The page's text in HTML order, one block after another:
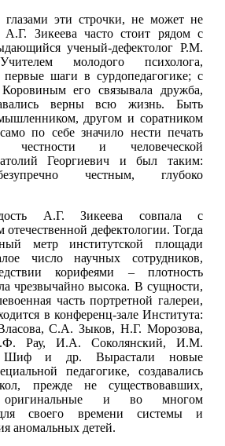
глазами эти строчки, не может не
А.Г. Зикеева часто стоит рядом с
ученый-дефектолог Р.М.
молодого психолога,
шаги в сурдопедагогике; с
его связывала дружба,
верны всю жизнь. Быть
другом и соратником
по себе значило нести печать
честности и человеческой
Георгиевич и был таким:
честным, глубоко
А.Г. Зикеева совпала с
отечественной дефектологии. Тогда
метр институтской площади
число научных сотрудников,
корифеями – плотность
чрезвычайно высока. В сущности,
часть портретной галереи,
в конференц-зале Института:
С.А. Зыков, Н.Г. Морозова,
Рау, И.А. Соколянский, И.М.
Шиф и др. Вырастали новые
педагогике, создавались
прежде не существовавших,
оригинальные и во многом
своего времени системы и
аномальных детей.